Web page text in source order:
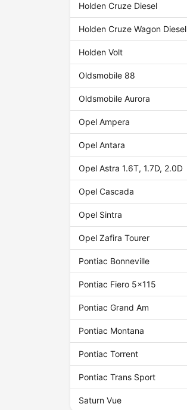
Holden Cruze Diesel
Holden Cruze Wagon Diesel
Holden Volt
Oldsmobile 88
Oldsmobile Aurora
Opel Ampera
Opel Antara
Opel Astra 1.6T, 1.7D, 2.0D
Opel Cascada
Opel Sintra
Opel Zafira Tourer
Pontiac Bonneville
Pontiac Fiero 5x115
Pontiac Grand Am
Pontiac Montana
Pontiac Torrent
Pontiac Trans Sport
Saturn Vue